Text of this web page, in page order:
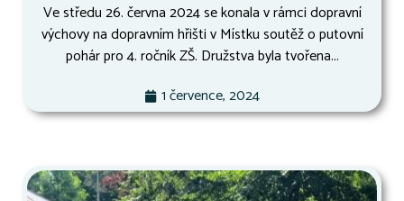
Ve středu 26. června 2024 se konala v rámci dopravní
výchovy na dopravním hřišti v Místku soutěž o putovní
pohár pro 4. ročník ZŠ. Družstva byla tvořena...
1 července, 2024